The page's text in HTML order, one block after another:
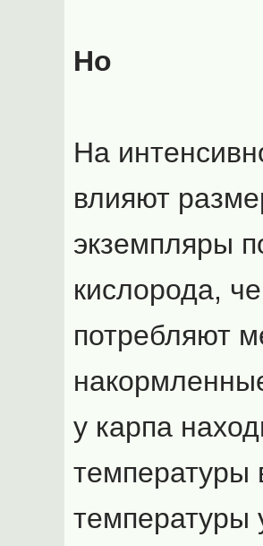
Но
На
влияют
экземпляры
кислорода,
потребляют
у карпа
температуры